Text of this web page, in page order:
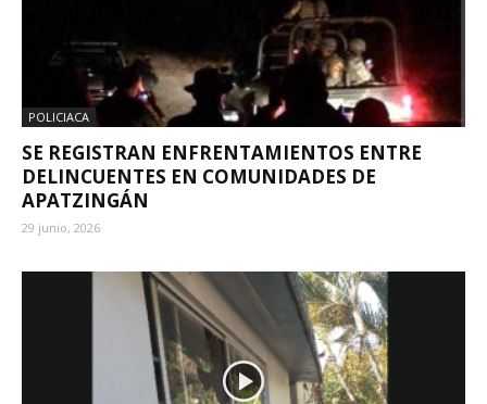
POLICIACA
SE REGISTRAN ENFRENTAMIENTOS ENTRE
DELINCUENTES EN COMUNIDADES DE
APATZINGÁN
29 junio, 2026